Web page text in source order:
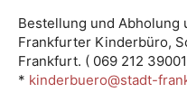
Bestellung und Abholung
Frankfurter Kinderbüro,
Frankfurt. ( 069 212
* kinderbuero@stadt-